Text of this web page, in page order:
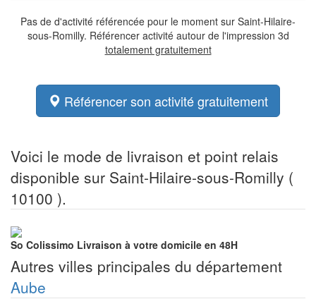
Pas de d'activité référencée pour le moment sur Saint-Hilaire-
sous-Romilly. Référencer activité autour de l'impression 3d
totalement gratuitement
Référencer son activité gratuitement
Voici le mode de livraison et point relais
disponible sur Saint-Hilaire-sous-Romilly (
10100 ).
So Colissimo Livraison à votre domicile en 48H
Autres villes principales du département
Aube